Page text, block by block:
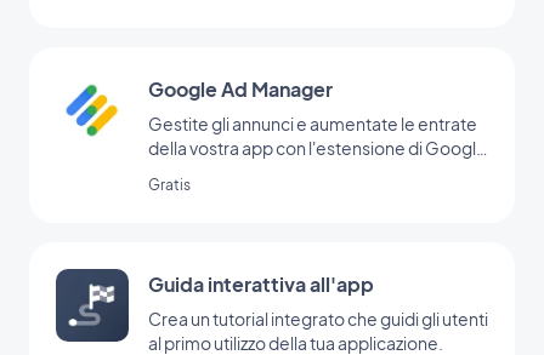
Google Ad Manager
Gestite gli annunci e aumentate le entrate
della vostra app con l'estensione di Google
Gratis
Guida interattiva all'app
Crea un tutorial integrato che guidi gli utenti
al primo utilizzo della tua applicazione.